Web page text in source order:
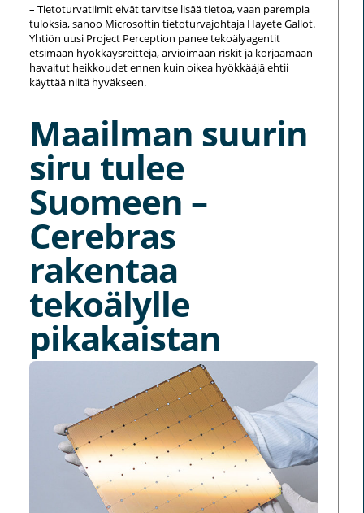
– Tietoturvatiimit eivät tarvitse lisää tietoa, vaan parempia
tuloksia, sanoo Microsoftin tietoturvajohtaja Hayete Gallot.
Yhtiön uusi Project Perception panee tekoälyagentit
etsimään hyökkäysreittejä, arvioimaan riskit ja korjaamaan
havaitut heikkoudet ennen kuin oikea hyökkääjä ehtii
käyttää niitä hyväkseen.
Maailman suurin
siru tulee
Suomeen –
Cerebras
rakentaa
tekoälylle
pikakaistan